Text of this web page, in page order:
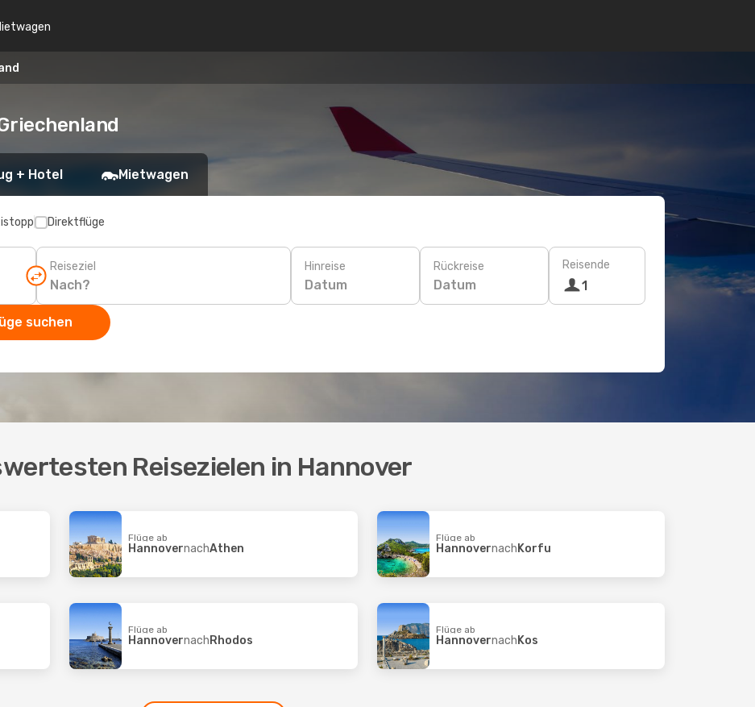
+ Hotel Mietwagen
Direktflüge
Reiseziel Hinreise
Datum
Rückreise
Datum
Reisende
1
suchen
Reisezielen in Hannover
Flüge ab
HannovernachAthen
Flüge ab
HannovernachKorfu
Flüge ab
HannovernachRhodos
Flüge ab
HannovernachKos